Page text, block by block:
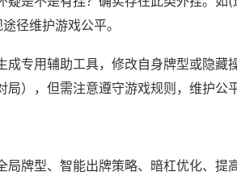
径维护游戏公平。
成专用辅助工具，修改自身牌型或隐藏
），但需注意遵守游戏规则，维护公
局牌型、智能出牌策略、暗杠优化、提